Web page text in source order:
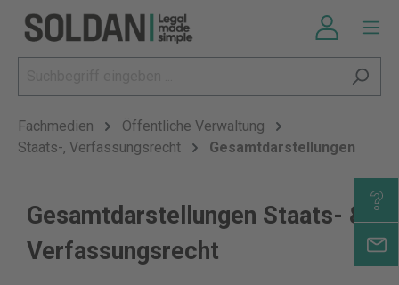
Fachmedien
Öffentliche Verwaltung
Staats-, Verfassungsrecht
Gesamtdarstellungen
Gesamtdarstellungen Staats- &
Verfassungsrecht